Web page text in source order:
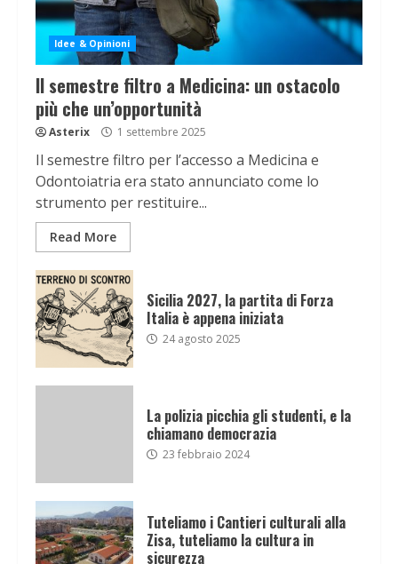
Idee & Opinioni
Il semestre filtro a Medicina: un ostacolo
più che un’opportunità
Asterix 1 settembre 2025
Il semestre filtro per l’accesso a Medicina e
Odontoiatria era stato annunciato come lo
strumento per restituire...
Read More
Sicilia 2027, la partita di Forza
Italia è appena iniziata
24 agosto 2025
La polizia picchia gli studenti, e la
chiamano democrazia
23 febbraio 2024
Tuteliamo i Cantieri culturali alla
Zisa, tuteliamo la cultura in
sicurezza